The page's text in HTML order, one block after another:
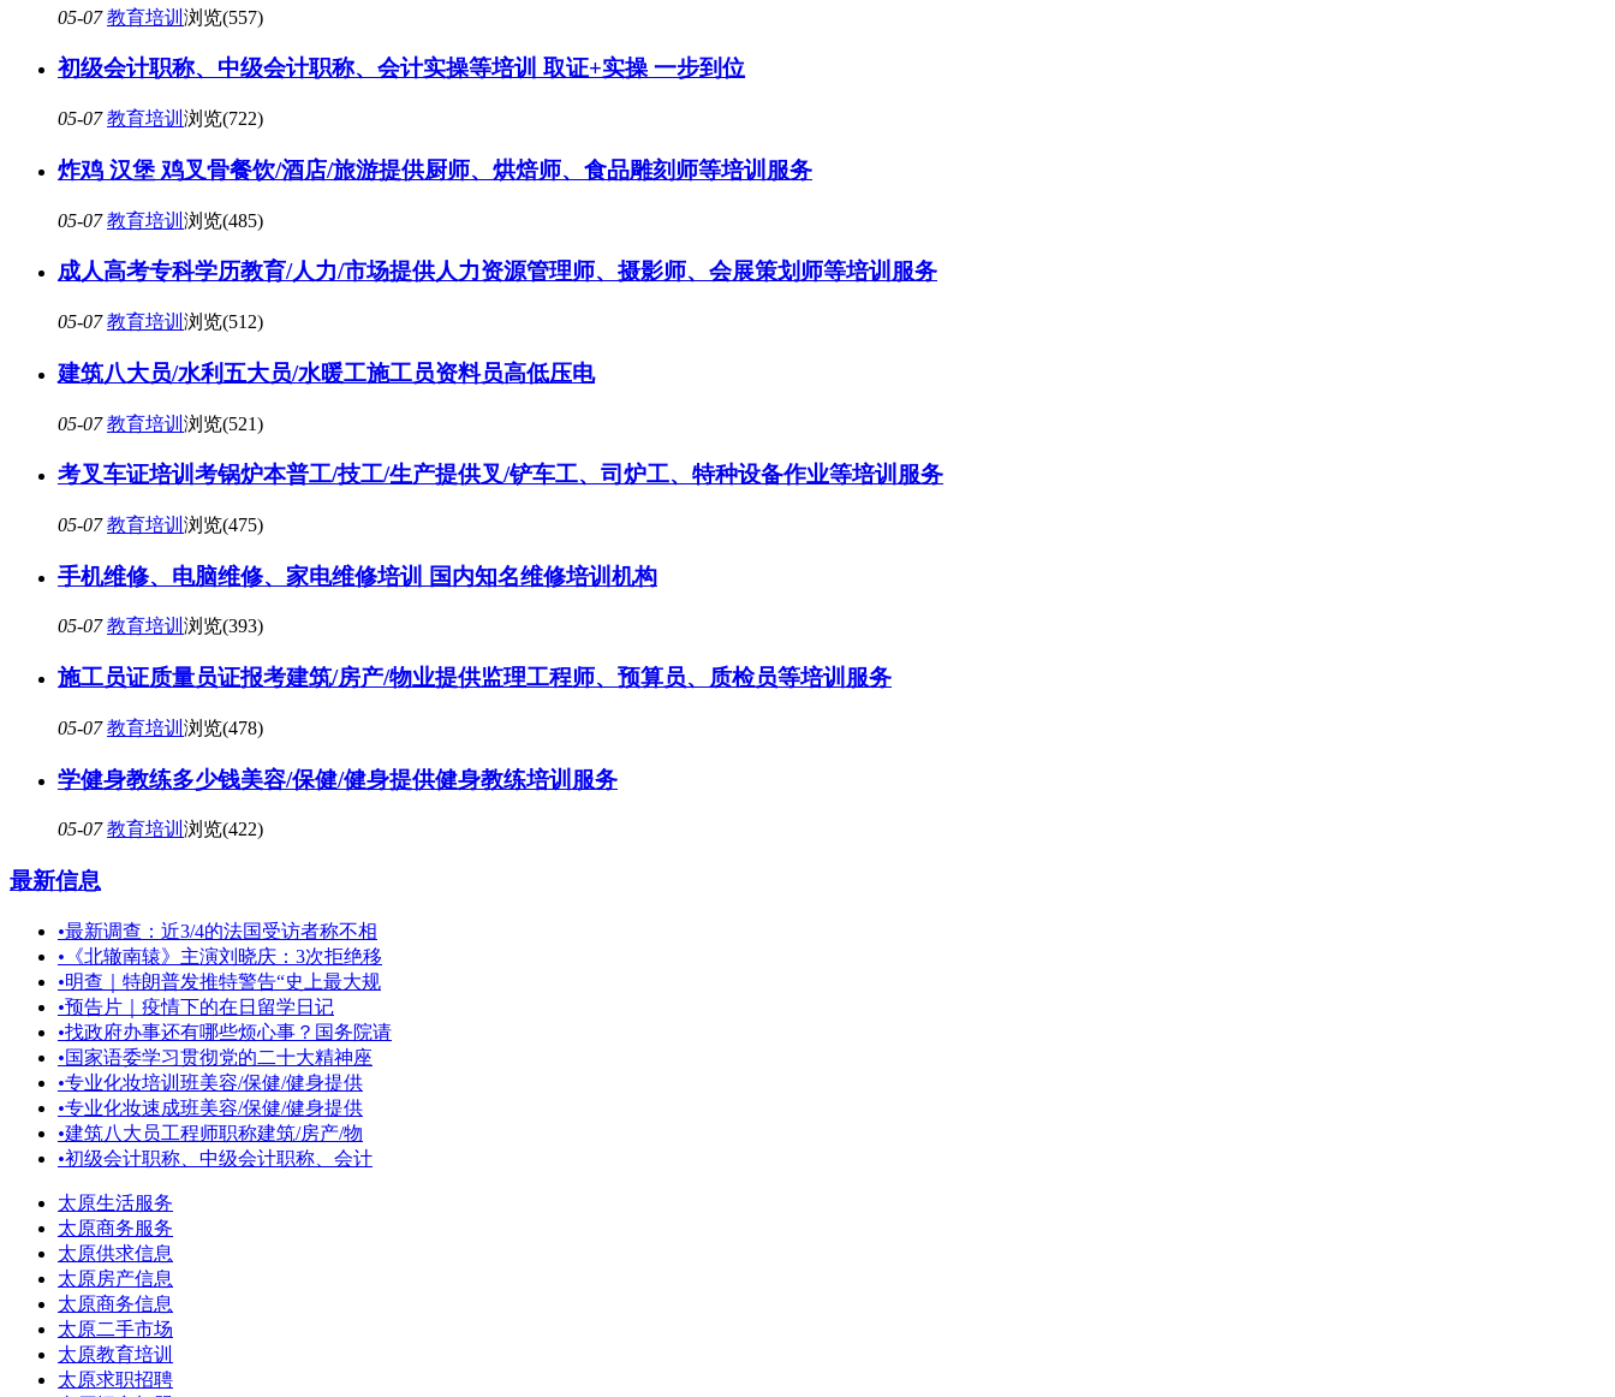
05-07 教育培训 浏览(557)
初级会计职称、中级会计职称、会计实操等培训 取证+实操 一步到位
05-07 教育培训 浏览(722)
炸鸡 汉堡 鸡叉骨餐饮/酒店/旅游提供厨师、烘焙师、食品雕刻师等培训服务
05-07 教育培训 浏览(485)
成人高考专科学历教育/人力/市场提供人力资源管理师、摄影师、会展策划师等培训服务
05-07 教育培训 浏览(512)
建筑八大员/水利五大员/水暖工施工员资料员高低压电
05-07 教育培训 浏览(521)
考叉车证培训考锅炉本普工/技工/生产提供叉/铲车工、司炉工、特种设备作业等培训服务
05-07 教育培训 浏览(475)
手机维修、电脑维修、家电维修培训 国内知名维修培训机构
05-07 教育培训 浏览(393)
施工员证质量员证报考建筑/房产/物业提供监理工程师、预算员、质检员等培训服务
05-07 教育培训 浏览(478)
学健身教练多少钱美容/保健/健身提供健身教练培训服务
05-07 教育培训 浏览(422)
最新信息
•最新调查：近3/4的法国受访者称不相
• 《北辙南辕》主演刘晓庆：3次拒绝移
•明查｜特朗普发推特警告“史上最大规
•预告片｜疫情下的在日留学日记
•找政府办事还有哪些烦心事？国务院请
•国家语委学习贯彻党的二十大精神座
•专业化妆培训班美容/保健/健身提供
•专业化妆速成班美容/保健/健身提供
•建筑八大员工程师职称建筑/房产/物
•初级会计职称、中级会计职称、会计
太原生活服务
太原商务服务
太原供求信息
太原房产信息
太原商务信息
太原二手市场
太原教育培训
太原求职招聘